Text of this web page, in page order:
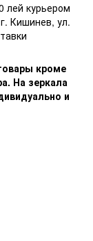
лей курьером
Кишинев, ул.
кроме
На зеркала
и